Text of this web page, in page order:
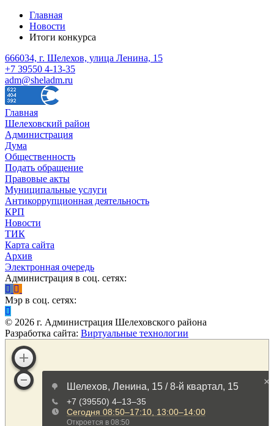
Главная
Новости
Итоги конкурса
666034, г. Шелехов, улица Ленина, 15
+7 39550 4-13-35
adm@sheladm.ru
Главная
Шелеховский район
Администрация
Дума
Общественность
Подать обращение
Правовые акты
Муниципальные услуги
Антикоррупционная деятельность
КРП
Новости
ТИК
Карта сайта
Архив
Электронная очередь
Администрация в соц. сетях:
Мэр в соц. сетях:
© 2026 г. Администрация Шелеховского района
Разработка сайта: Виртуальные технологии